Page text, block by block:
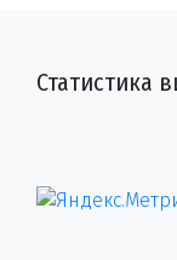
Статистика